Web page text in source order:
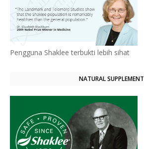
Pengguna Shaklee terbukti lebih sihat
NATURAL SUPPLEMENT